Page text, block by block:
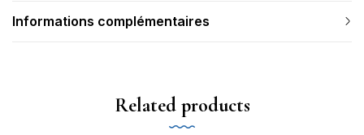
Informations complémentaires
Related products